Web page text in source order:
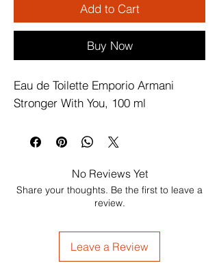
Add to Cart
Buy Now
Eau de Toilette Emporio Armani
Stronger With You, 100 ml
No Reviews Yet
Share your thoughts. Be the first to leave a
review.
Leave a Review